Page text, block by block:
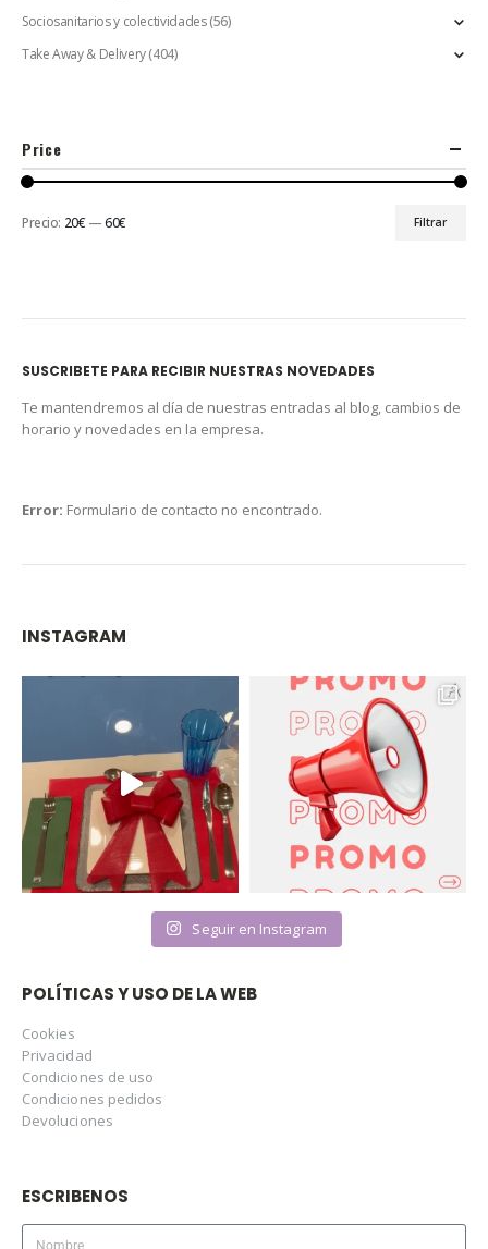
Sociosanitarios y colectividades (56)
Take Away & Delivery(404)
Price
Filtrar
Precio: 20€ —60€
SUSCRIBETE PARA RECIBIR NUESTRAS NOVEDADES
Te mantendremos al día de nuestras entradas al blog, cambios de
horario y novedades en la empresa.
Error: Formulario de contacto no encontrado.
INSTAGRAM
Seguir en Instagram
POLÍTICAS Y USO DE LA WEB
Cookies
Privacidad
Condiciones de uso
Condiciones pedidos
Devoluciones
ESCRIBENOS